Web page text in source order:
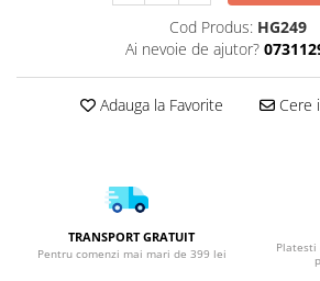
Cod Produs: HG249
Ai nevoie de ajutor?
Adauga la Favorite Cere
TRANSPORT GRATUIT
Pentru comenzi mai mari de 399 lei
Platesti